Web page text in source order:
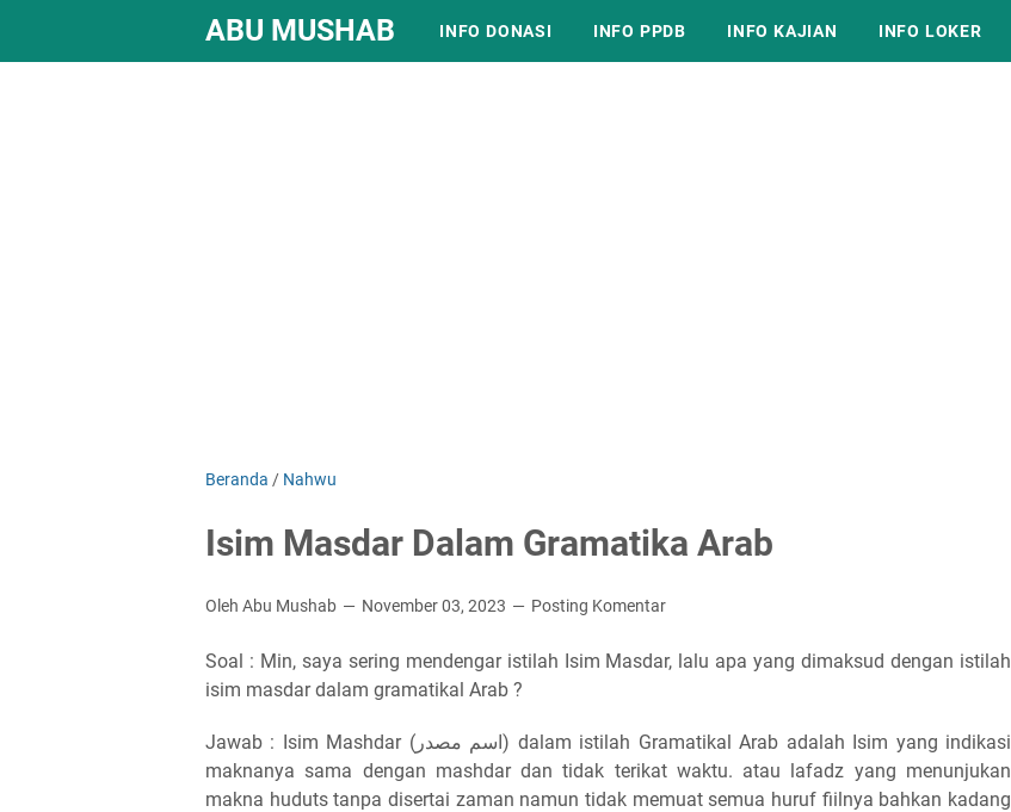
ABU MUSHAB INFO DONASI INFO PPDB INFO KAJIAN INFO LOKER
Beranda / Nahwu
Isim Masdar Dalam Gramatika Arab
Oleh Abu Mushab November 03, 2023 Posting Komentar
Soal : Min, saya sering mendengar istilah Isim Masdar, lalu apa yang dimaksud dengan istilah
isim masdar dalam gramatikal Arab ?
Jawab : Isim Mashdar (اسم مصدر) dalam istilah Gramatikal Arab adalah Isim yang indikasi
maknanya sama dengan mashdar dan tidak terikat waktu. atau lafadz yang menunjukan
makna huduts tanpa disertai zaman namun tidak memuat semua huruf fiilnya bahkan kadang